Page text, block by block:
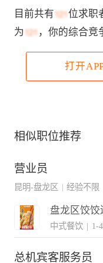
目前共有
位求职
为
，你的综合竞
打开
相似职位推荐
营业员
昆明-盘龙区 经验不限
盘龙区饺饺
中式餐饮 | 1-
总机宾客服务员